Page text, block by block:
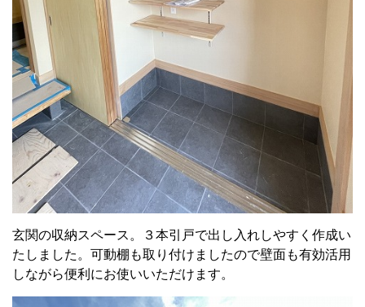
玄関の収納スペース。３本引戸で出し入れしやすく作成い
たしました。可動棚も取り付けましたので壁面も有効活用
しながら便利にお使いいただけます。